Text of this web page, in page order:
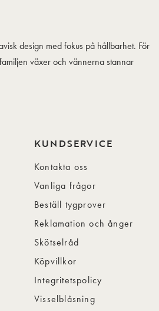
design med fokus på hållbarhet. För
växer och vännerna stannar
KUNDSERVICE
Kontakta oss
Vanliga frågor
Beställ tygprover
Reklamation och ånger
Skötselråd
Köpvillkor
Integritetspolicy
Visselblåsning